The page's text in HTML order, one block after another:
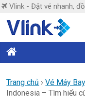
Skip
content
Vlink - Đặt vé nhanh,
Vlink
nhanh,
đồng
Trang chủ ›Vé Máy
Indonesia – Tìm hiểu